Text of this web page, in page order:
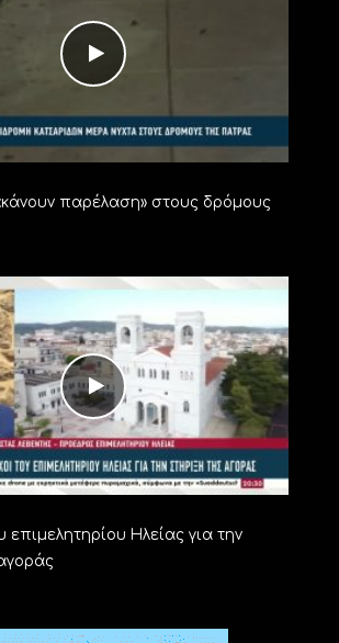
παρέλαση» στους δρόμους
επιμελητηρίου Ηλείας για την